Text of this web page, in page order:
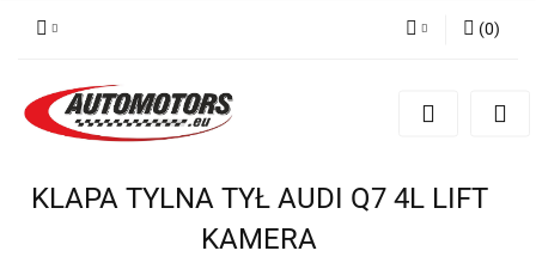
Zarejestruj się
(0)
KLAPA TYLNA TYŁ AUDI Q7 4L LIFT
KAMERA